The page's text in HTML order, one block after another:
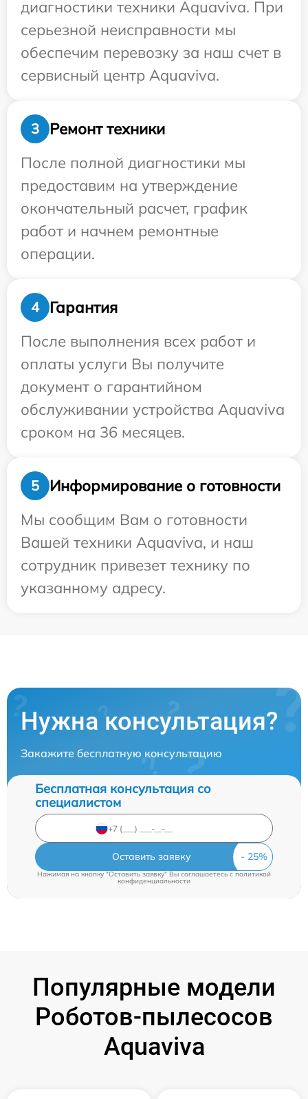
диагностики техники Aquaviva. При
серьезной неисправности мы
обеспечим перевозку за наш счет в
сервисный центр Aquaviva.
3
Ремонт техники
После полной диагностики мы
предоставим на утверждение
окончательный расчет, график
работ и начнем ремонтные
операции.
4
Гарантия
После выполнения всех работ и
оплаты услуги Вы получите
документ о гарантийном
обслуживании устройства Aquaviva
сроком на 36 месяцев.
5
Информирование о готовности
Мы сообщим Вам о готовности
Вашей техники Aquaviva, и наш
сотрудник привезет технику по
указанному адресу.
Нужна консультация?
Закажите бесплатную консультацию
Бесплатная консультация со
специалистом
Оставить заявку
Нажимая на кнопку "Оставить заявку" Вы соглашаетесь c политикой
конфиденциальности
Популярные модели
Роботов-пылесосов
Aquaviva